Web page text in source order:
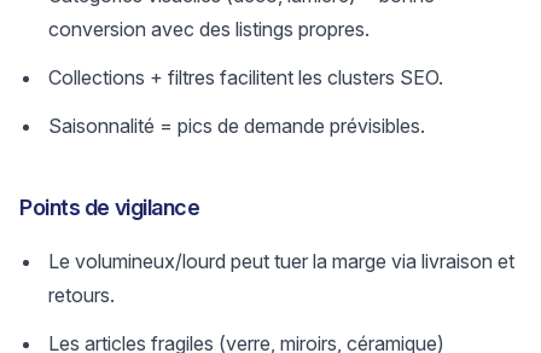
conversion avec des listings propres.
Collections + filtres facilitent les clusters SEO.
Saisonnalité = pics de demande prévisibles.
Points de vigilance
Le volumineux/lourd peut tuer la marge via livraison et
retours.
Les articles fragiles (verre, miroirs, céramique)